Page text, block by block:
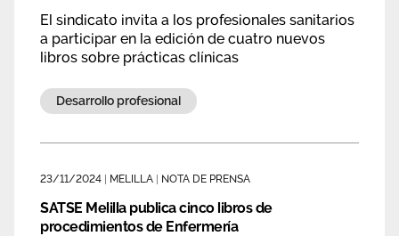
El sindicato invita a los profesionales sanitarios
a participar en la edición de cuatro nuevos
libros sobre prácticas clínicas
Desarrollo profesional
23/11/2024 MELILLA NOTA DE PRENSA
SATSE Melilla publica cinco libros de
procedimientos de Enfermería